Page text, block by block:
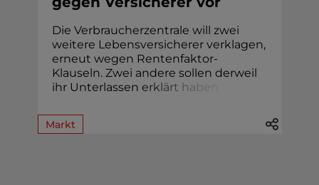
Die Verbraucherzentrale will zwei
weitere Lebensversicherer verklagen,
erneut wegen Rentenfaktor-
Klauseln. Zwei andere sollen derweil
ihr Unterlassen erklärt habe
Markt